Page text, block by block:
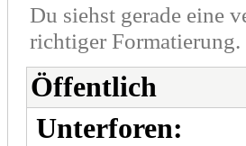
Du siehst gerade eine
richtiger Formatierung.
Öffentlich
Unterforen: